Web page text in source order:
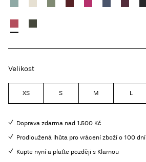
Velikost
XS S M L
Doprava zdarma nad 1.500 Kč
Prodloužená lhůta pro vrácení zboží o 100 dní
Kupte nyní a plaťte později s Klarnou